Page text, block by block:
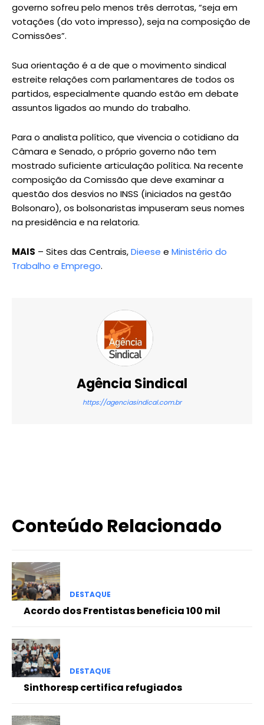
governo sofreu pelo menos três derrotas, “seja em
votações (do voto impresso), seja na composição de
Comissões”.
Sua orientação é a de que o movimento sindical
estreite relações com parlamentares de todos os
partidos, especialmente quando estão em debate
assuntos ligados ao mundo do trabalho.
Para o analista político, que vivencia o cotidiano da
Câmara e Senado, o próprio governo não tem
mostrado suficiente articulação política. Na recente
composição da Comissão que deve examinar a
questão dos desvios no INSS (iniciados na gestão
Bolsonaro), os bolsonaristas impuseram seus nomes
na presidência e na relatoria.
MAIS – Sites das Centrais,Dieese e Ministério do
Trabalho e Emprego.
Agência Sindical
https://agenciasindical.com.br
Conteúdo Relacionado
DESTAQUE
Acordo dos Frentistas beneficia 100 mil
DESTAQUE
Sinthoresp certifica refugiados